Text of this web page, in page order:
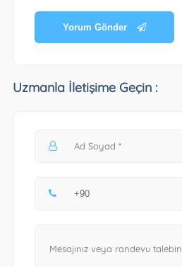
Yorum Gönder
Uzmanla İletişime Geçin :